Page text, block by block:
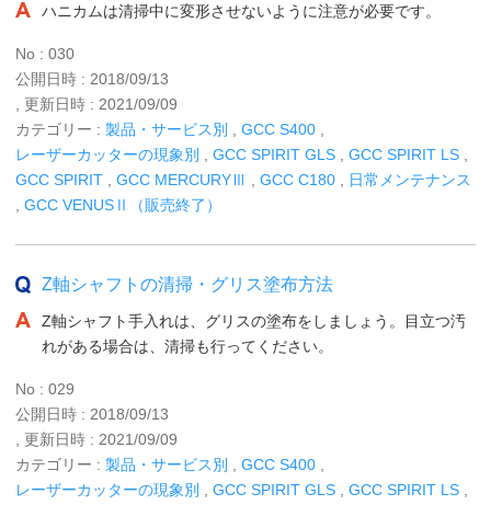
ハニカムは清掃中に変形させないように注意が必要です。
No : 030
公開日時 : 2018/09/13
, 更新日時 : 2021/09/09
カテゴリー : 製品・サービス別 GCC S400
レーザーカッターの現象別
GCC SPIRIT GLS GCC SPIRIT LS
GCC SPIRIT
GCC MERCURYⅢ GCC C180
日常メンテナンス
GCC VENUSⅡ（販売終了）
Z軸シャフトの清掃・グリス塗布方法
Z軸シャフト手入れは、グリスの塗布をしましょう。目立つ汚
れがある場合は、清掃も行ってください。
No : 029
公開日時 : 2018/09/13
, 更新日時 : 2021/09/09
カテゴリー : 製品・サービス別 GCC S400
レーザーカッターの現象別
GCC SPIRIT GLS GCC SPIRIT LS